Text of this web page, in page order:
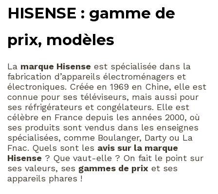
HISENSE : gamme de
prix, modèles
La marque Hisense est spécialisée dans la
fabrication d’appareils électroménagers et
électroniques. Créée en 1969 en Chine, elle est
connue pour ses téléviseurs, mais aussi pour
ses réfrigérateurs et congélateurs. Elle est
célèbre en France depuis les années 2000, où
ses produits sont vendus dans les enseignes
spécialisées, comme Boulanger, Darty ou La
Fnac. Quels sont les avis sur la marque
Hisense ? Que vaut-elle ? On fait le point sur
ses valeurs, ses gammes de prix et ses
appareils phares !